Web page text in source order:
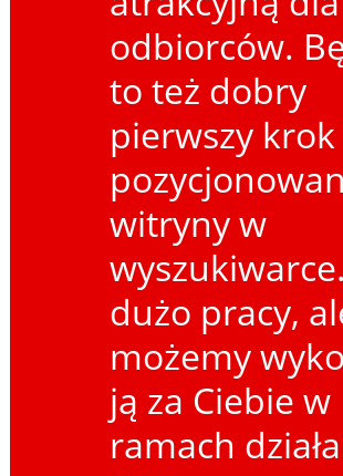
odbiorców.
to też dobry
pierwszy
witryny w
dużo pracy,
możemy
ją za Ciebie w
ramach